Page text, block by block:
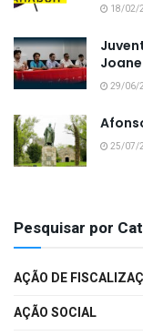
18/02/
Joane
29/06/
25/07/
Pesquisar por
AÇÃO DE
AÇÃO SOCIAL